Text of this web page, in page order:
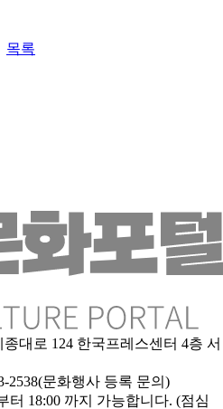
목록
대로 124 한국프레스센터 4층 서
2538(문화행사 등록 문의)
터 18:00 까지 가능합니다. (점심